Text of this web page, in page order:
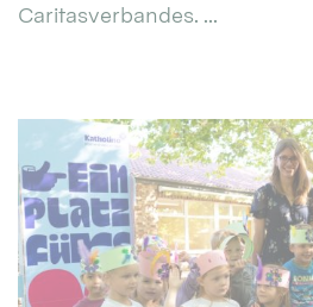
Caritasverbandes. ...